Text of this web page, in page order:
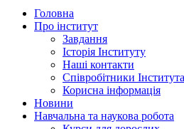
Головна
Про інститут
Завдання
Історія Інституту
Наші контакти
Співробітники
Корисна інформація
Новини
Навчальна та наукова робота